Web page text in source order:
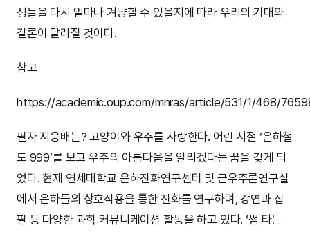
성들을 다시 얼마나 겨냥할 수 있을지에 따라 우리의 기대와
결론이 달라질 것이다.
참고
https://academic.oup.com/mnras/article/531/1/468/
필자 지웅배는? 고양이와 우주를 사랑한다. 어린 시절 ‘은하철
도 999’를 보고 우주의 아름다움을 알리겠다는 꿈을 갖게 되
었다. 현재 연세대학교 은하진화연구센터 및 근우주론연구실
에서 은하들의 상호작용을 통한 진화를 연구하며, 강연과 집
필 등 다양한 과학 커뮤니케이션 활동을 하고 있다. ‘썸 타는